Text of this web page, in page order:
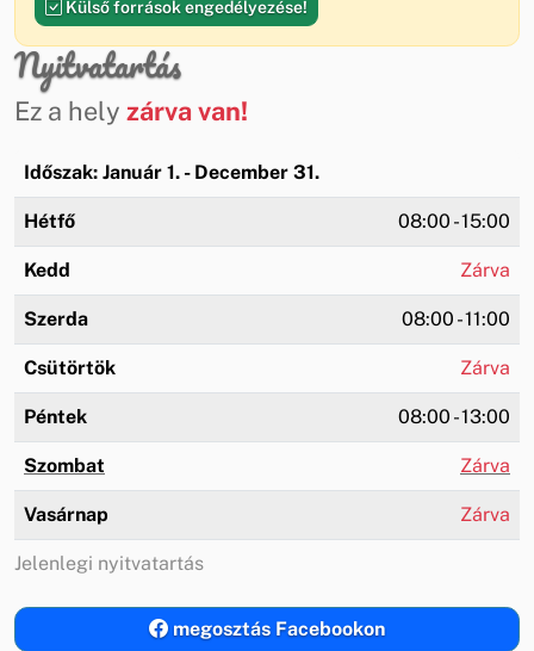
Külső források engedélyezése!
Nyitvatartás
Ez a hely zárva van!
Időszak: Január 1. - December 31.
Hétfő 08:00 - 15:00
Kedd Zárva
Szerda 08:00 - 11:00
Csütörtök Zárva
Péntek 08:00 - 13:00
Szombat Zárva
Vasárnap Zárva
Jelenlegi nyitvatartás
megosztás Facebookon